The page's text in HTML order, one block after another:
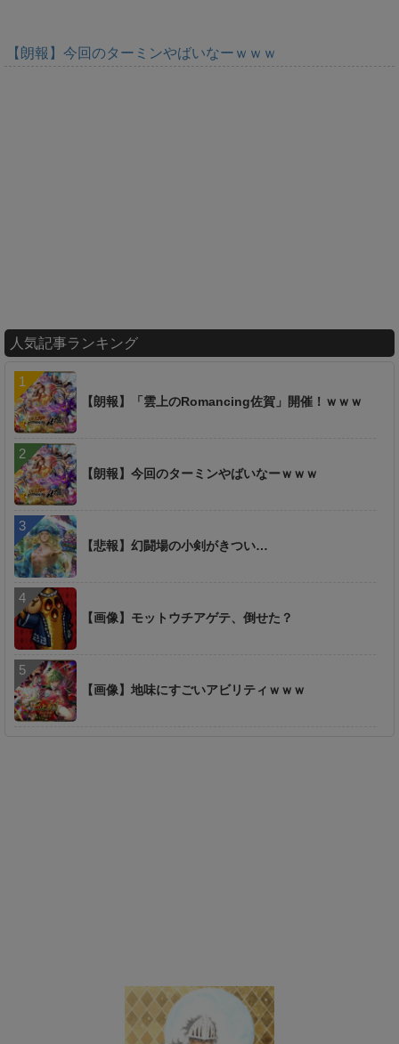
【朗報】今回のターミンやばいなーｗｗｗ
人気記事ランキング
【朗報】「雲上のRomancing佐賀」開催！ｗｗｗ
【朗報】今回のターミンやばいなーｗｗｗ
【悲報】幻闘場の小剣がきつい…
【画像】モットウチアゲテ、倒せた？
【画像】地味にすごいアビリティｗｗｗ